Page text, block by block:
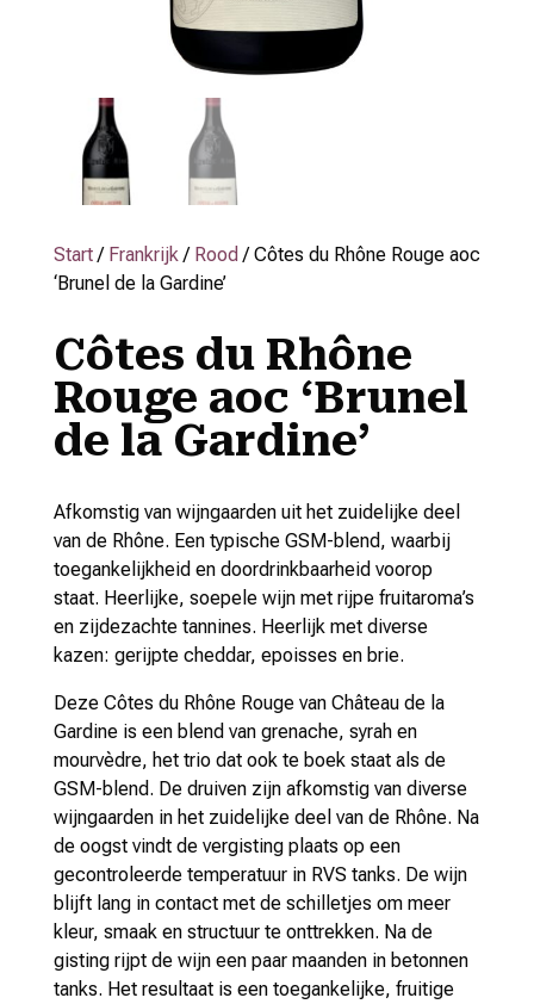
Start/ Frankrijk/ Rood / Côtes du Rhône Rouge aoc
‘Brunel de la Gardine’
Côtes du Rhône
Rouge aoc ‘Brunel
de la Gardine’
Afkomstig van wijngaarden uit het zuidelijke deel
van de Rhône. Een typische GSM-blend, waarbij
toegankelijkheid en doordrinkbaarheid voorop
staat. Heerlijke, soepele wijn met rijpe fruitaroma’s
en zijdezachte tannines. Heerlijk met diverse
kazen: gerijpte cheddar, epoisses en brie.
Deze Côtes du Rhône Rouge van Château de la
Gardine is een blend van grenache, syrah en
mourvèdre, het trio dat ook te boek staat als de
GSM-blend. De druiven zijn afkomstig van diverse
wijngaarden in het zuidelijke deel van de Rhône. Na
de oogst vindt de vergisting plaats op een
gecontroleerde temperatuur in RVS tanks. De wijn
blijft lang in contact met de schilletjes om meer
kleur, smaak en structuur te onttrekken. Na de
gisting rijpt de wijn een paar maanden in betonnen
tanks. Het resultaat is een toegankelijke, fruitige